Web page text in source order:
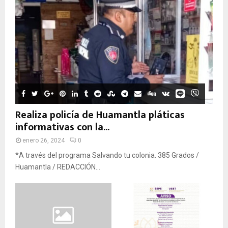
Realiza policía de Huamantla pláticas
informativas con la...
enero 26, 2024 0
*A través del programa Salvando tu colonia. 385 Grados /
Huamantla / REDACCIÓN...